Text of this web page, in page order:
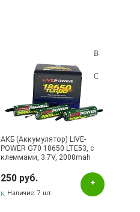
АКБ (Аккумулятор) LIVE-
POWER G70 18650 LTE53, с
клеммами, 3.7V, 2000mah
250 руб.
Наличие:7 шт.